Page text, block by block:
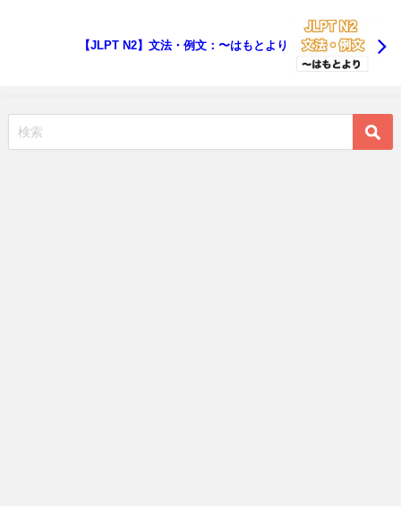
【JLPT N2】文法・例文：〜はもとより